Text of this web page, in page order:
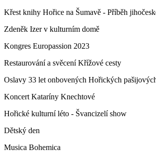
Křest knihy Hořice na Šumavě - Příběh
Zdeněk Izer v kulturním domě
Kongres Europassion 2023
Restaurování a svěcení Křížové cesty
Oslavy 33 let onbovených Hořických
Koncert Kataríny Knechtové
Hořické kulturní léto - Švancizelí show
Dětský den
Musica Bohemica